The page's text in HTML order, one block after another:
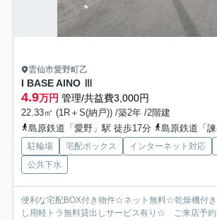
雲仙市愛野町乙
I BASE AINO Ⅲ
4.9万円 管理/共益費3,000円
22.33㎡ (1R＋S(納戸)) /築2年 /2階建
島原鉄道「愛野」駅 徒歩17分
島原鉄道「諫早
駐輪場 宅配ボックス インターネット対応
公共下水
便利な宅配BOX付き物件☆ネット無料☆乾燥機付
し用軽トラ無料貸出しサービス有り☆ ご来店予約